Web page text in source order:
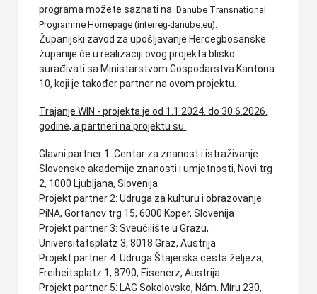
programa možete saznati naDanube Transnational
Programme Homepage (interreg-danube.eu)
Županijski zavod za upošljavanje Hercegbosanske
županije će u realizaciji ovog projekta blisko
surađivati sa Ministarstvom Gospodarstva Kantona
10, koji je također partner na ovom projektu.
Trajanje WIN - projekta je od 1.1.2024. do 30.6.2026.
godine, a partneri na projektu su:
Glavni partner 1: Centar za znanost i istraživanje
Slovenske akademije znanosti i umjetnosti, Novi trg
2, 1000 Ljubljana, Slovenija
Projekt partner 2: Udruga za kulturu i obrazovanje
PiNA, Gortanov trg 15, 6000 Koper, Slovenija
Projekt partner 3: Sveučilište u Grazu,
Universitätsplatz 3, 8018 Graz, Austrija
Projekt partner 4: Udruga Štajerska cesta željeza,
Freiheitsplatz 1, 8790, Eisenerz, Austrija
Projekt partner 5: LAG Sokolovsko, Nám. Míru 230,